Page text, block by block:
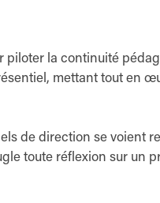
piloter la continuité
mettant tout en
de direction se voient
toute réflexion sur un